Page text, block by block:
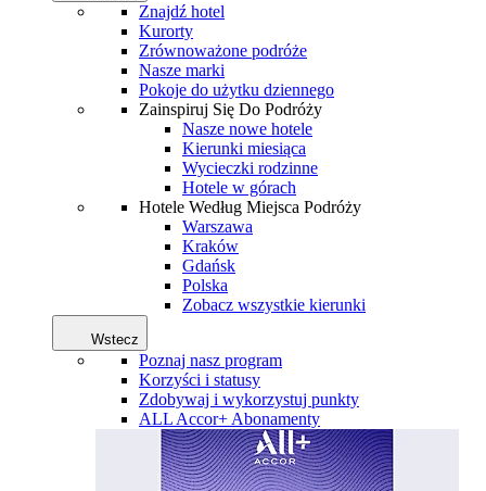
Znajdź hotel
Kurorty
Zrównoważone podróże
Nasze marki
Pokoje do użytku dziennego
Zainspiruj Się Do Podróży
Nasze nowe hotele
Kierunki miesiąca
Wycieczki rodzinne
Hotele w górach
Hotele Według Miejsca Podróży
Warszawa
Kraków
Gdańsk
Polska
Zobacz wszystkie kierunki
Wstecz
Poznaj nasz program
Korzyści i statusy
Zdobywaj i wykorzystuj punkty
ALL Accor+ Abonamenty